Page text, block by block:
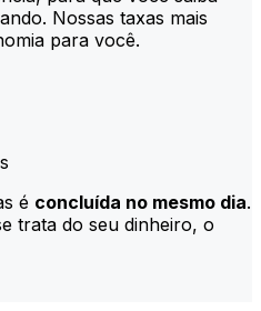
Nossas taxas mais
para você.
é concluída no mesmo dia.
trata do seu dinheiro, o